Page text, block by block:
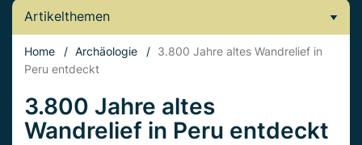
Artikelthemen
Home / Archäologie / 3.800 Jahre altes Wandrelief in
Peru entdeckt
3.800 Jahre altes
Wandrelief in Peru entdeckt